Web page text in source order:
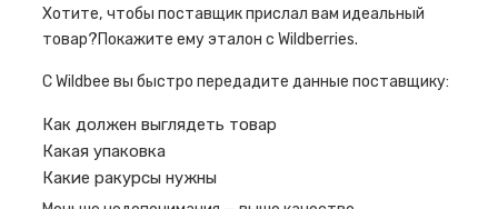
Хотите, чтобы поставщик прислал вам идеальный
товар?Покажите ему эталон с Wildberries.
С Wildbee вы быстро передадите данные поставщику:
Как должен выглядеть товар
Какая упаковка
Какие ракурсы нужны